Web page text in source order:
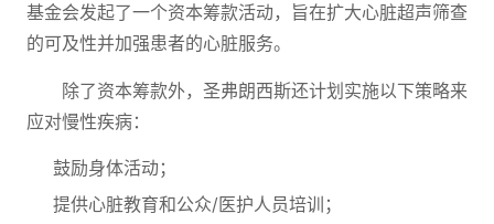
基金会发起了一个资本筹款活动，旨在扩大心脏超声筛查
的可及性并加强患者的心脏服务。
除了资本筹款外，圣弗朗西斯还计划实施以下策略来
应对慢性疾病：
鼓励身体活动；
提供心脏教育和公众/医护人员培训；